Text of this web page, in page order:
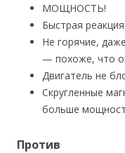
МОЩНОСТЬ!
Быстрая
Не горячие,
— похоже, что
Двигатель не
Скругленные
больше
Против